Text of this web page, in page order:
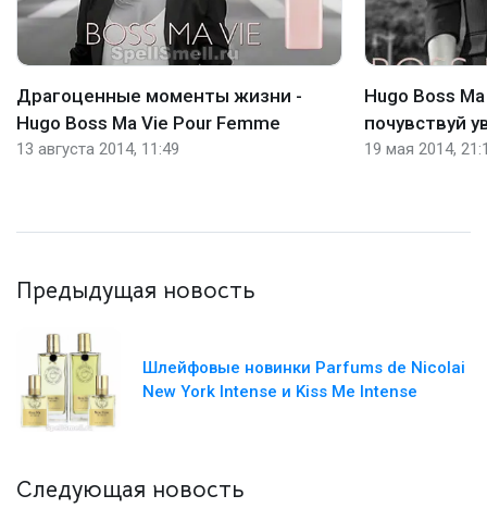
Драгоценные моменты жизни -
Hugo Boss Ма Vie Pour Femme ‎
13 августа 2014, 11:49
Hugo Boss
почувствуй
19 мая 2014,
Предыдущая новость
Шлейфовые новинки Parfums de Nicolai
New York Intense и Kiss Me Intense
Следующая новость